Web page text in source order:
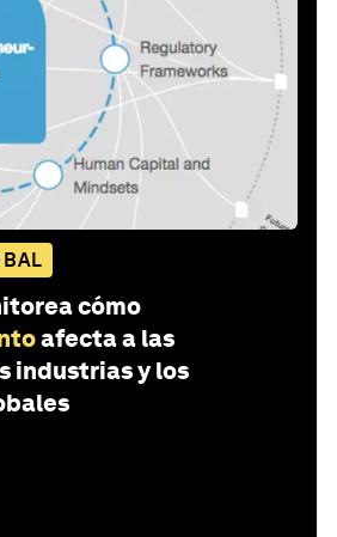
cómo
afecta a las
industrias y los